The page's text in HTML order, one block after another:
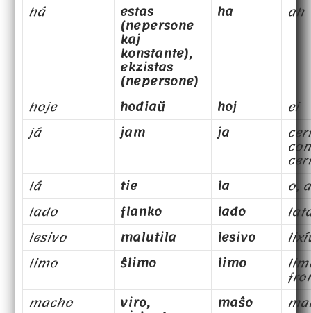
há
estas
(nepersone
kaj
konstante),
ekzistas
(nepersone)
ha ah
hoje hodiaŭ hoj
ei
já
jam ja
lá
tie la
o,
lado
flanko lado
lesivo
malutila lesivo
limo
ŝlimo limo
macho
viro, maŝo